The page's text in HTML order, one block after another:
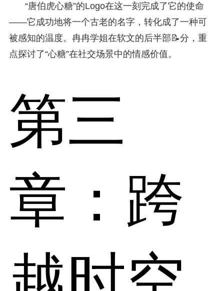
“唐伯虎心糖”的Logo在这一刻完成了它的使命
——它成功地将一个古老的名字，转化成了一种可
被感知的温度。冉冉学姐在软文的后半部📝分，重
点探讨了“心糖”在社交场景中的情感价值。
第三
章：跨